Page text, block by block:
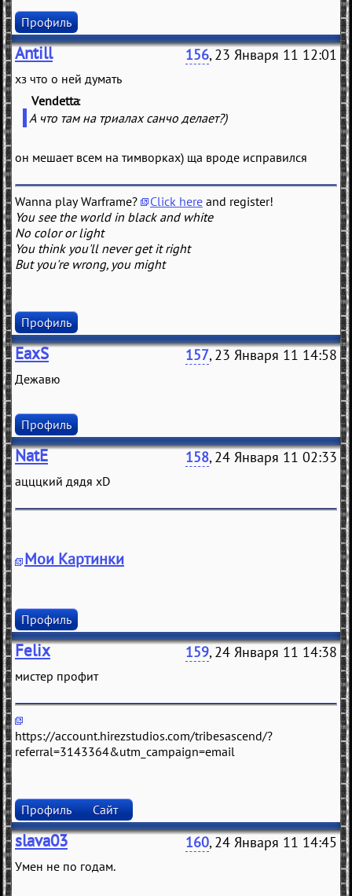
Профиль
Antill 156, 23 Января 11 12:01
хз что о ней думать
Vendetta
А что там на триалах санчо делает?)
он мешает всем на тимворках) ща вроде исправился
Wanna play Warframe? Click here and register!
You see the world in black and white
No color or light
You think you'll never get it right
But you're wrong, you might
Профиль
EaxS 157, 23 Января 11 14:58
Дежавю
Профиль
NatE 158, 24 Января 11 02:33
ацццкий дядя xD
Мои Картинки
Профиль
Felix 159, 24 Января 11 14:38
мистeр профит
https://account.hirezstudios.com/tribesascend/?
referral=3143364&utm_campaign=email
Профиль Сайт
slava03 160, 24 Января 11 14:45
Умен не по годам.